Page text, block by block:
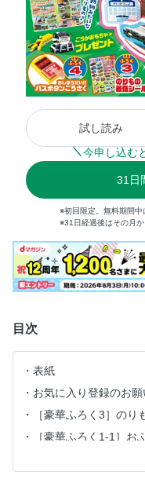
試し読み
今申し込む
31 日
※初回限定。無料期間中
※31日経過後はその月
目次
表紙
お気に入り登録のお願
［豪華ふろく3］のり
［豪華ふろく1-1］
タワーで あそぼう♪
ょう♪ のりものひら